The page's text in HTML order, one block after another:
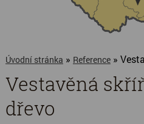
Úvodní stránka » Reference»
Vestavěná
dřevo